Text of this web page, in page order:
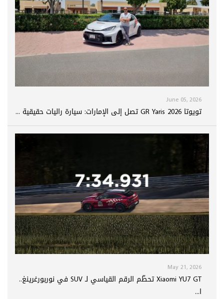
June 05, 2026
تويوتا GR Yaris 2026 تصل إلى الإمارات: سيارة راليات حقيقية ...
May 21, 2026
Xiaomi YU7 GT تحطّم الرقم القياسي لـ SUV في نوربورغرينغ..
ا...